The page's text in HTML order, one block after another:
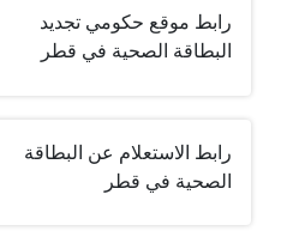
رابط موقع حكومي تجديد
البطاقة الصحية في قطر
رابط الاستعلام عن البطاقة
الصحية في قطر